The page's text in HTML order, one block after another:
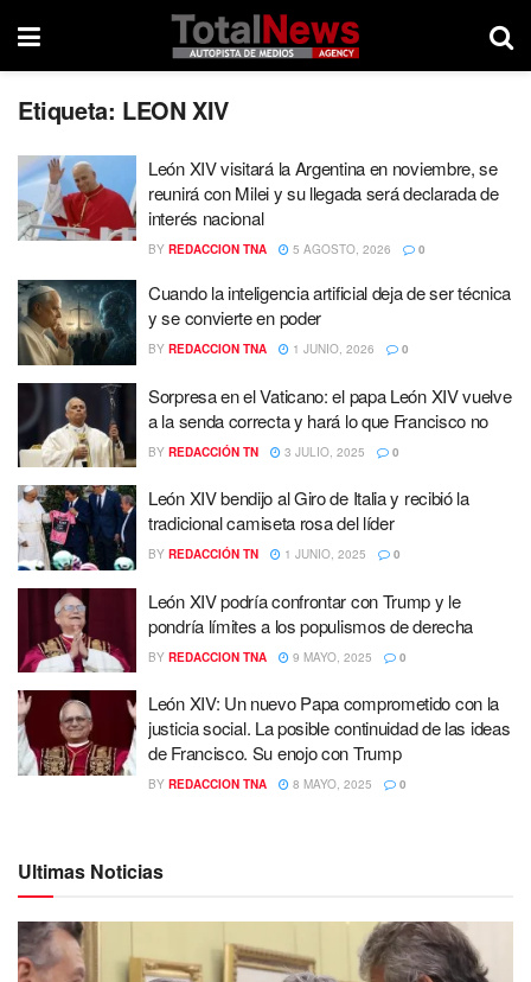
Etiqueta: LEON XIV
León XIV visitará la Argentina en noviembre, se
reunirá con Milei y su llegada será declarada de
interés nacional
BY REDACCION TNA 5 AGOSTO, 2026 0
Cuando la inteligencia artificial deja de ser técnica
y se convierte en poder
BY REDACCION TNA 1 JUNIO, 2026 0
Sorpresa en el Vaticano: el papa León XIV vuelve
a la senda correcta y hará lo que Francisco no
BY REDACCIÓN TN 3 JULIO, 2025 0
León XIV bendijo al Giro de Italia y recibió la
tradicional camiseta rosa del líder
BY REDACCIÓN TN 1 JUNIO, 2025 0
León XIV podría confrontar con Trump y le
pondría límites a los populismos de derecha
BY REDACCION TNA 9 MAYO, 2025 0
León XIV: Un nuevo Papa comprometido con la
justicia social. La posible continuidad de las ideas
de Francisco. Su enojo con Trump
BY REDACCION TNA 8 MAYO, 2025 0
Ultimas Noticias